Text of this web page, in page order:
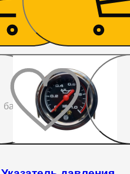
бажаного